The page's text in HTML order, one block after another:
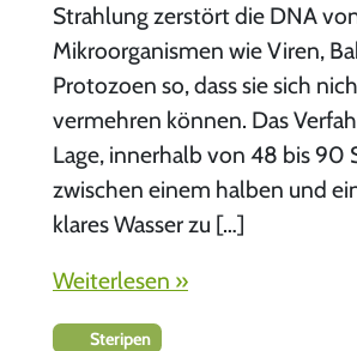
Strahlung zerstört die DNA
Mikroorganismen wie Viren,
Protozoen so, dass sie sich
vermehren können. Das
Lage, innerhalb von 48 bis 90
zwischen einem halben und
klares Wasser zu […]
Weiterlesen »
Steripen